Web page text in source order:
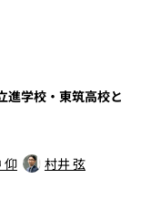
進学校・東筑高校と
仰 村井 弦